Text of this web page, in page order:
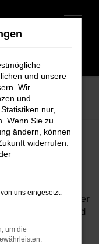
Ateca
bei
für alle, die
Mit seiner
Antrieb und
die ideale
und
und unsere
Wir
und
nur,
Wenn Sie zu
ändern, können
widerrufen.
uns eingesetzt:
um die